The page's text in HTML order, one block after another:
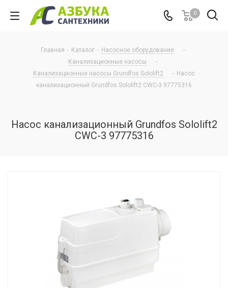
0
Главная - Каталог - Насосное оборудование
-
Канализационные насосы
-
Канализационные насосы Grundfos Sololift2
- Насос
канализационный Grundfos Sololift2 CWC-3 97775316
Насос канализационный Grundfos Sololift2
CWC-3 97775316